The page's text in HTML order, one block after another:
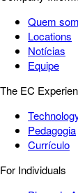
Quem
Locations
Notícias
Equipe
The EC
Pedagogia
Currículo
For Individuals